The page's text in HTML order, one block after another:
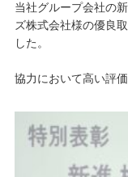
当社グループ会社の
ズ株式会社様の優良
お客様
協力において高い評